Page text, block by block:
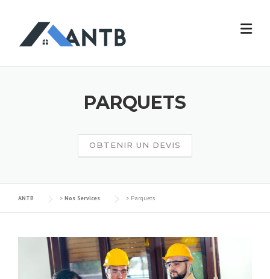
PARQUETS
OBTENIR UN DEVIS
ANTB > Nos Services > Parquets